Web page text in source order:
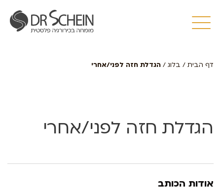
דף הבית / בלוג / הגדלת חזה לפני/אחרי
הגדלת חזה לפני/אחרי
אודות הכותב